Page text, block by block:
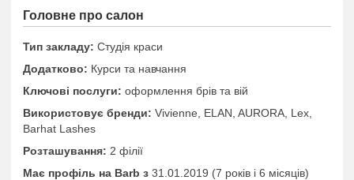
Головне про салон
Тип закладу: Студія краси
Додатково: Курси та навчання
Ключові послуги: оформлення брів та вій
Використовує бренди: Vivienne, ELAN, AURORA, Lex,
Barhat Lashes
Розташування: 2 філії
Має профіль на Barb з 31.01.2019 (7 років i 6 місяців)